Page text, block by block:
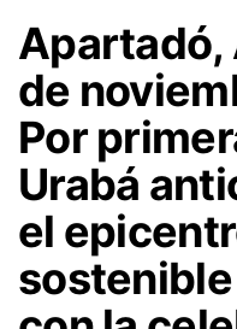
Apartadó,
de
Por
Urabá
el